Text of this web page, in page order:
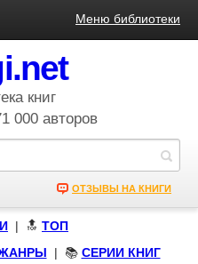
Меню библиотеки
книг
000 авторов
ОТЗЫВЫ НА КНИГИ
| 🔝 ТОП
| 📚 СЕРИИ КНИГ